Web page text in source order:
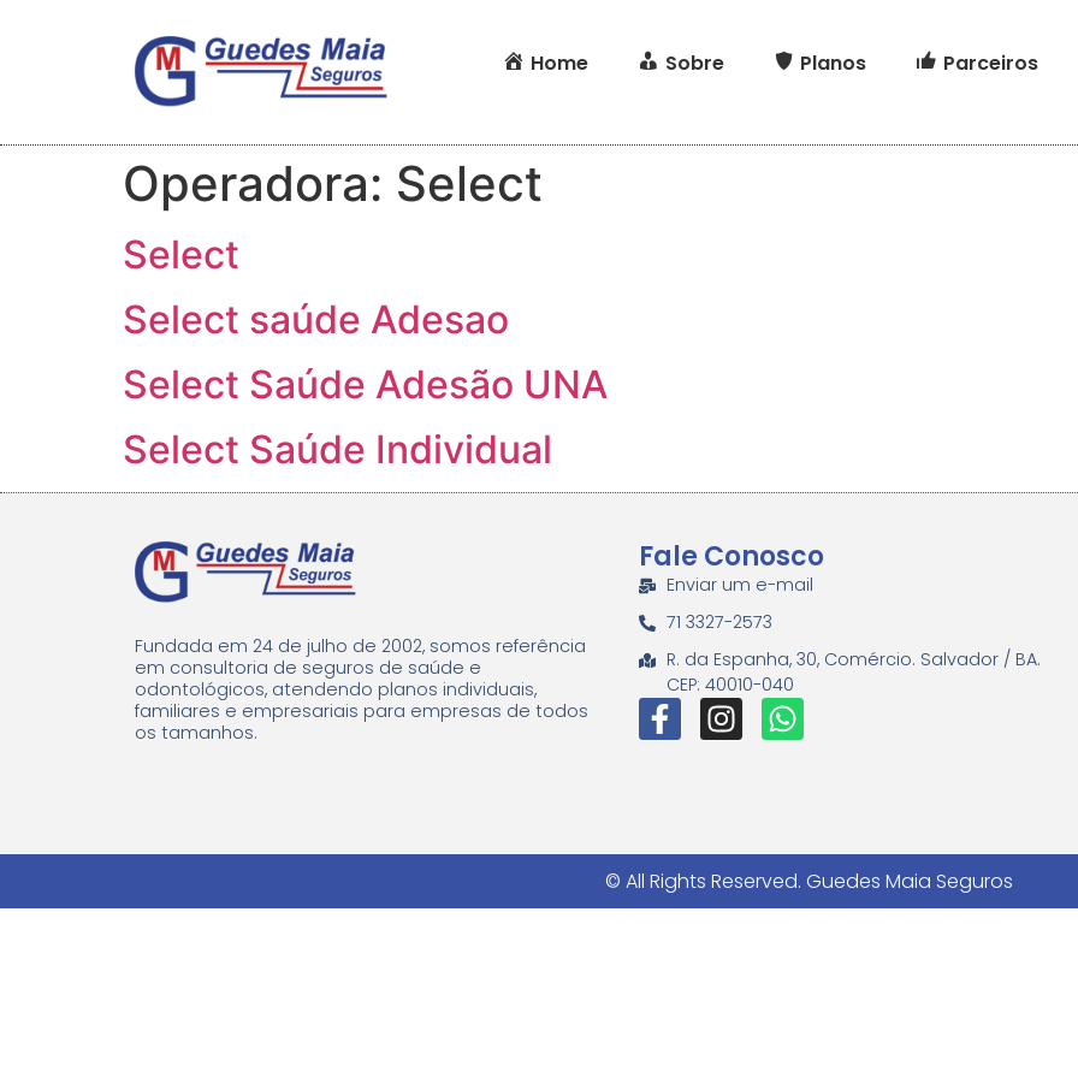
Home Sobre Planos Parceiros
Operadora: Select
Select
Select saúde Adesao
Select Saúde Adesão UNA
Select Saúde Individual
Fundada em 24 de julho de 2002, somos referência
em consultoria de seguros de saúde e
odontológicos, atendendo planos individuais,
familiares e empresariais para empresas de todos
os tamanhos.
Fale Conosco
Enviar um e-mail
71 3327-2573
R. da Espanha, 30, Comércio. Salvador / BA.
CEP: 40010-040
© All Rights Reserved. Guedes Maia Seguros